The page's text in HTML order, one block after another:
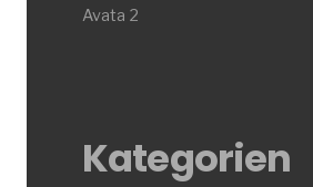
Avata 2
Kategorien